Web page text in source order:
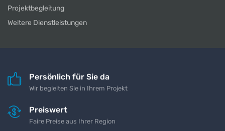
Projektbegleitung
Weitere Dienstleistungen
Persönlich für Sie da
Wir begleiten Sie in Ihrem Projekt
Preiswert
Faire Preise aus Ihrer Region